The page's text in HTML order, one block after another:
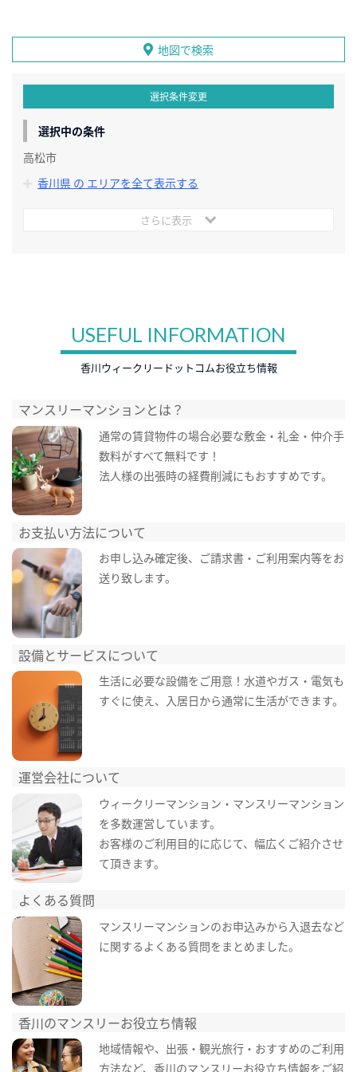
地図で検索
選択条件変更
選択中の条件
高松市
香川県 の エリアを全て表示する
さらに表示
USEFUL INFORMATION
香川ウィークリードットコムお役立ち情報
マンスリーマンションとは？
通常の賃貸物件の場合必要な敷金・礼金・仲介手
数料がすべて無料です！
法人様の出張時の経費削減にもおすすめです。
お支払い方法について
お申し込み確定後、ご請求書・ご利用案内等をお
送り致します。
設備とサービスについて
生活に必要な設備をご用意！水道やガス・電気も
すぐに使え、入居日から通常に生活ができます。
運営会社について
ウィークリーマンション・マンスリーマンション
を多数運営しています。
お客様のご利用目的に応じて、幅広くご紹介させ
て頂きます。
よくある質問
マンスリーマンションのお申込みから入退去など
に関するよくある質問をまとめました。
香川のマンスリーお役立ち情報
地域情報や、出張・観光旅行・おすすめのご利用
方法など、香川のマンスリーお役立ち情報をご紹